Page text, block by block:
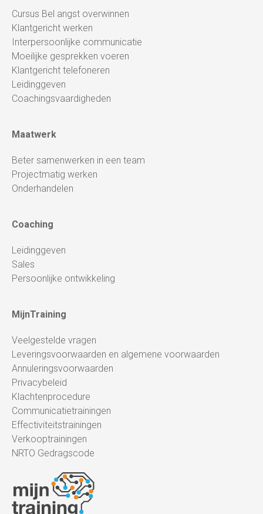
Cursus Bel angst overwinnen
Klantgericht werken
Interpersoonlijke communicatie
Moeilijke gesprekken voeren
Klantgericht telefoneren
Leidinggeven
Coachingsvaardigheden
Maatwerk
Beter samenwerken in een team
Projectmatig werken
Onderhandelen
Coaching
Leidinggeven
Sales
Persoonlijke ontwikkeling
MijnTraining
Veelgestelde vragen
Leveringsvoorwaarden en algemene voorwaarden
Annuleringsvoorwaarden
Privacybeleid
Klachtenprocedure
Communicatietrainingen
Effectiviteitstrainingen
Verkooptrainingen
NRTO Gedragscode